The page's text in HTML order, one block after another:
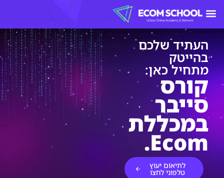
העתיד שלכם
בהייטק
מתחיל כאן:
קורס
סייבר
במכללת
Ecom.
לתיאום יעוץ
טלפוני לחצו